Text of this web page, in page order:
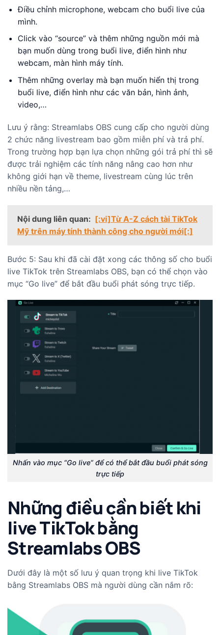
Điều chỉnh microphone, webcam cho buổi live của
mình.
Click vào “source” và thêm những nguồn mới mà
bạn muốn dùng trong buổi live, điển hình như
webcam, màn hình máy tính.
Thêm những overlay mà bạn muốn hiển thị trong
buổi live, điển hình như các văn bản, hình ảnh,
video,…
Lưu ý rằng: Streamlabs OBS cung cấp cho người dùng
2 chức năng livestream bao gồm miễn phí và trả phí.
Trong trường hợp bạn lựa chọn những gói trả phí thì sẽ
được trải nghiệm các tính năng nâng cao hơn như
không giới hạn về theme, livestream cùng lúc trên
nhiều nền tảng,…
Nội dung liên quan: [:vi]Từ A-Z cách tài TikTok
Mỹ trên máy tính thành công cho người mới[:]
Bước 5: Sau khi đã cài đặt xong các thông số cho buổi
live TikTok trên Streamlabs OBS, bạn có thể chọn vào
mục “Go live” để bắt đầu buổi phát sóng trực tiếp.
Nhấn vào mục “Go live” để có thể bắt đầu buổi phát sóng
trực tiếp
Những điều cần biết khi
live TikTok bằng
Streamlabs OBS
Dưới đây là một số lưu ý quan trọng khi live TikTok
bằng Streamlabs OBS mà người dùng cần nắm rõ: